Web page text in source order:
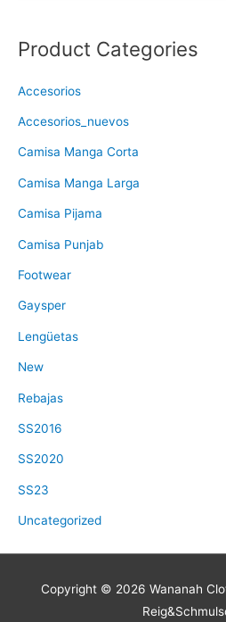
Product Categories
Accesorios
Accesorios_nuevos
Camisa Manga Corta
Camisa Manga Larga
Camisa Pijama
Camisa Punjab
Footwear
Gaysper
Lengüetas
New
Rebajas
SS2016
SS2020
SS23
Uncategorized
Copyright © 2026 Wananah